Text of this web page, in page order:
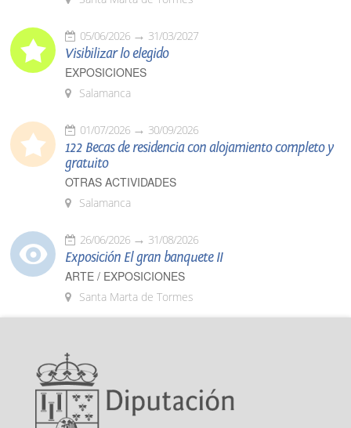
05/06/2026 31/03/2027
Visibilizar lo elegido
EXPOSICIONES
Salamanca
01/07/2026 30/09/2026
122 Becas de residencia con alojamiento completo y
gratuito
OTRAS ACTIVIDADES
Salamanca
26/06/2026 31/08/2026
Exposición El gran banquete II
ARTE / EXPOSICIONES
Santa Marta de Tormes